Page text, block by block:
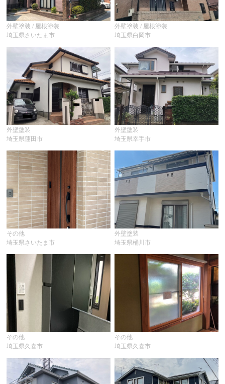
外壁塗装 / 屋根塗装
埼玉県さいたま市
外壁塗装 / 屋根塗装
埼玉県白岡市
外壁塗装
埼玉県蓮田市
外壁塗装
埼玉県幸手市
その他
埼玉県さいたま市
外壁塗装
埼玉県桶川市
その他
埼玉県久喜市
その他
埼玉県久喜市